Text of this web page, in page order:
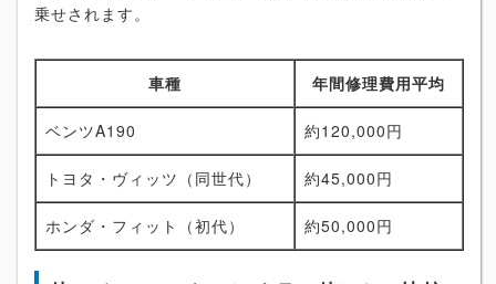
乗せされます。
車種 年間修理費用平均
ベンツA190 約120,000円
トヨタ・ヴィッツ（同世代） 約45,000円
ホンダ・フィット（初代） 約50,000円